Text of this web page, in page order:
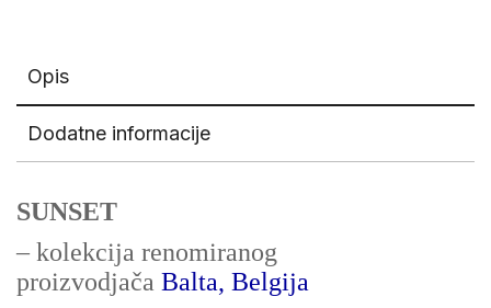
Opis
Dodatne informacije
SUNSET
– kolekcija renomiranog
proizvodjača Balta, Belgija